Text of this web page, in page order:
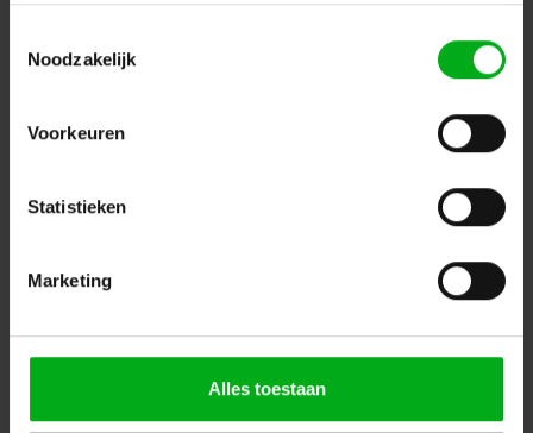
Noodzakelijk
Voorkeuren
Statistieken
Marketing
Alles toestaan
7-14 werkdagen